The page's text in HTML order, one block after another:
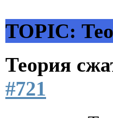
TOPIC:
Теория
#721